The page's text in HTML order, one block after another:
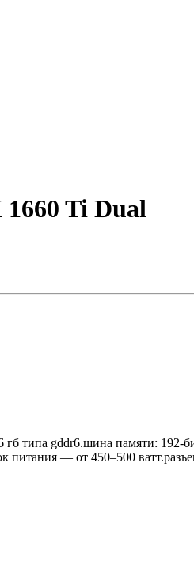
Ti Dual
гб типа gddr6.шина памяти:
питания — от 450–500